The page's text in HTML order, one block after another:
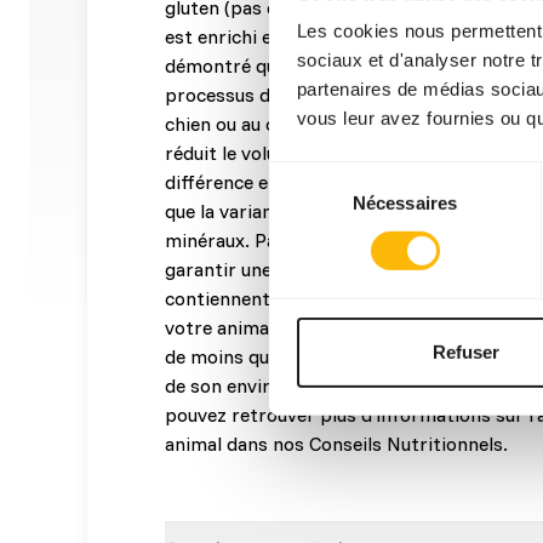
Les cookies nous
sociaux et d'analyser notre
partenaires de médias
vous leur avez fournies ou
consentement
Nécessaires
Refuser
gluten (pas de riz ou de céréales). La
est enrichi en fibres animales de lapin.
démontré que les fibres animales ont une
processus de digestion. Ce processus est
chien ou au chat de ressentir la satiété
réduit le volume des selles grâce à une
différence entre Barfmenu et Barfmenu
que la variante Premium n'utilise pas de
minéraux. Par conséquent, ces versions
garantir une alimentation complète. Enfin,
contiennent ni poulet, ni bÅ?uf. Attention !
votre animal ; il est possible que votre
de moins que ce que le calculateur indique
de son environnement, de la gestation, de
pouvez retrouver plus d'informations sur
animal dans nos Conseils Nutritionnels.